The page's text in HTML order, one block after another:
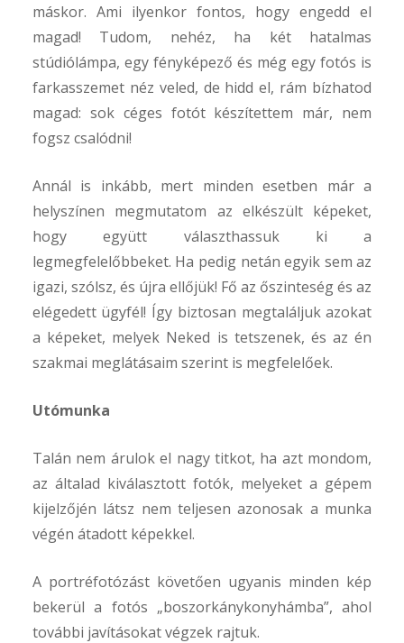
máskor. Ami ilyenkor fontos, hogy engedd el
magad! Tudom, nehéz, ha két hatalmas
stúdiólámpa, egy fényképező és még egy fotós is
farkasszemet néz veled, de hidd el, rám bízhatod
magad: sok céges fotót készítettem már, nem
fogsz csalódni!
Annál is inkább, mert minden esetben már a
helyszínen megmutatom az elkészült képeket,
hogy együtt választhassuk ki a
legmegfelelőbbeket. Ha pedig netán egyik sem az
igazi, szólsz, és újra ellőjük! Fő az őszinteség és az
elégedett ügyfél! Így biztosan megtaláljuk azokat
a képeket, melyek Neked is tetszenek, és az én
szakmai meglátásaim szerint is megfelelőek.
Utómunka
Talán nem árulok el nagy titkot, ha azt mondom,
az általad kiválasztott fotók, melyeket a gépem
kijelzőjén látsz nem teljesen azonosak a munka
végén átadott képekkel.
A portréfotózást követően ugyanis minden kép
bekerül a fotós „boszorkánykonyhámba”, ahol
további javításokat végzek rajtuk.